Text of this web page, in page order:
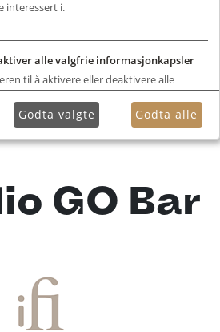
GO Bar
interessert i.
alle valgfrie informasjonkapsler
til å aktivere eller deaktivere alle
Godta valgte Godta alle